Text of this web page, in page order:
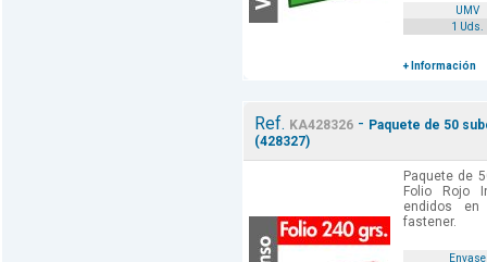
UMV
1 Uds.
+ Información
Ref. KA428326- Paquete de 50
(428327)
Paquete de
Folio Rojo
endidos
fastener.
Envase